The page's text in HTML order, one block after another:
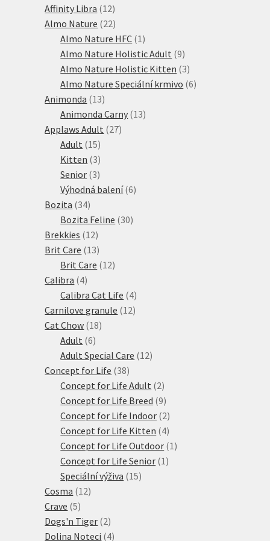
Affinity Libra 1212
produktů
Almo Nature 2222
produktů
Almo Nature HFC 1 1
produkt
Almo Nature Holistic Adult 99
produktů
Almo Nature Holistic Kitten 33
produkty
Almo Nature Speciální krmivo 66
Animonda 1313
produktů
Animonda Carny 1313
Applaws Adult 2727
Adult 1515
produktů
Kitten 33
produkty
Senior 33
produkty
Výhodná balení 66
Bozita 3434
produktů
Bozita Feline 3030
Brekkies 1212
produktů
Brit Care 1313
produktů
Brit Care 1212
Calibra 44
produkty
Calibra Cat Life 44
produkty
Carnilove granule 1212
Cat Chow 1818
Adult 66
produktů
Adult Special Care 1212
Concept for Life 3838
produktů
Concept for Life Adult 22
produkty
Concept for Life Breed 99
produktů
Concept for Life Indoor 22
produkty
Concept for Life Kitten 44
produkty
Concept for Life Outdoor 1 1
Concept for Life Senior 1 1
Speciální výživa 1515
Cosma 1212
Crave 55
produktů
Dogs'n Tiger 22
produkty
Dolina Noteci 44